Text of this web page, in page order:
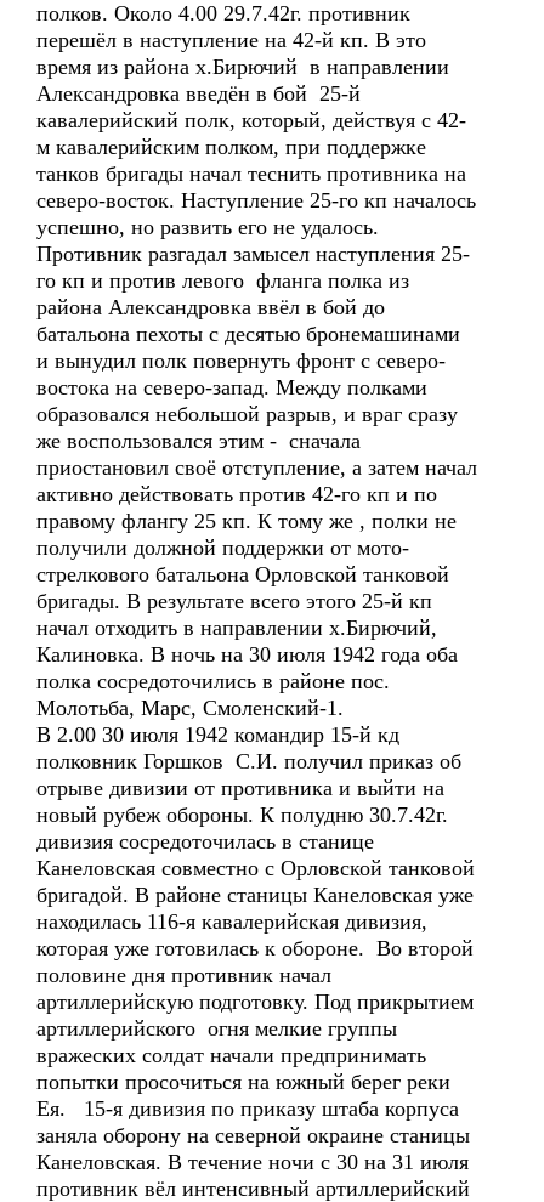
полков. Около 4.00 29.7.42г. противник
перешёл в наступление на 42-й кп. В это
время из района х.Бирючий в направлении
Александровка введён в бой 25-й
кавалерийский полк, который, действуя с 42-
м кавалерийским полком, при поддержке
танков бригады начал теснить противника на
северо-восток. Наступление 25-го кп началось
успешно, но развить его не удалось.
Противник разгадал замысел наступления 25-
го кп и против левого фланга полка из
района Александровка ввёл в бой до
батальона пехоты с десятью бронемашинами
и вынудил полк повернуть фронт с северо-
востока на северо-запад. Между полками
образовался небольшой разрыв, и враг сразу
же воспользовался этим - сначала
приостановил своё отступление, а затем начал
активно действовать против 42-го кп и по
правому флангу 25 кп. К тому же , полки не
получили должной поддержки от мото-
стрелкового батальона Орловской танковой
бригады. В результате всего этого 25-й кп
начал отходить в направлении х.Бирючий,
Калиновка. В ночь на 30 июля 1942 года оба
полка сосредоточились в районе пос.
Молотьба, Марс, Смоленский-1.
В 2.00 30 июля 1942 командир 15-й кд
полковник Горшков С.И. получил приказ об
отрыве дивизии от противника и выйти на
новый рубеж обороны. К полудню 30.7.42г.
дивизия сосредоточилась в станице
Канеловская совместно с Орловской танковой
бригадой. В районе станицы Канеловская уже
находилась 116-я кавалерийская дивизия,
которая уже готовилась к обороне. Во второй
половине дня противник начал
артиллерийскую подготовку. Под прикрытием
артиллерийского огня мелкие группы
вражеских солдат начали предпринимать
попытки просочиться на южный берег реки
Ея. 15-я дивизия по приказу штаба корпуса
заняла оборону на северной окраине станицы
Канеловская. В течение ночи с 30 на 31 июля
противник вёл интенсивный артиллерийский